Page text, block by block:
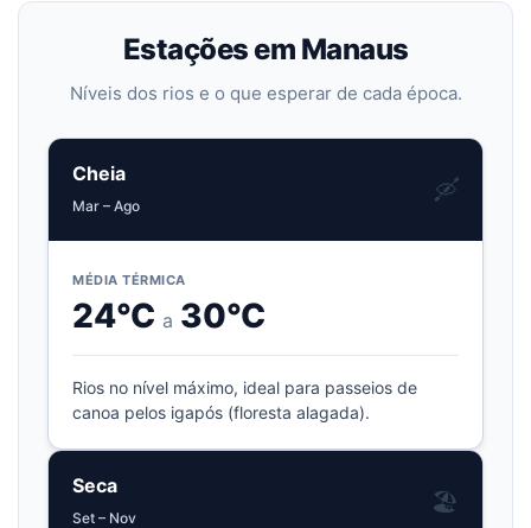
Estações em Manaus
Níveis dos rios e o que esperar de cada época.
Cheia
Mar – Ago
🛶
MÉDIA TÉRMICA
24°C a 30°C
Rios no nível máximo, ideal para passeios de
canoa pelos igapós (floresta alagada).
Seca
Set – Nov
🏖️